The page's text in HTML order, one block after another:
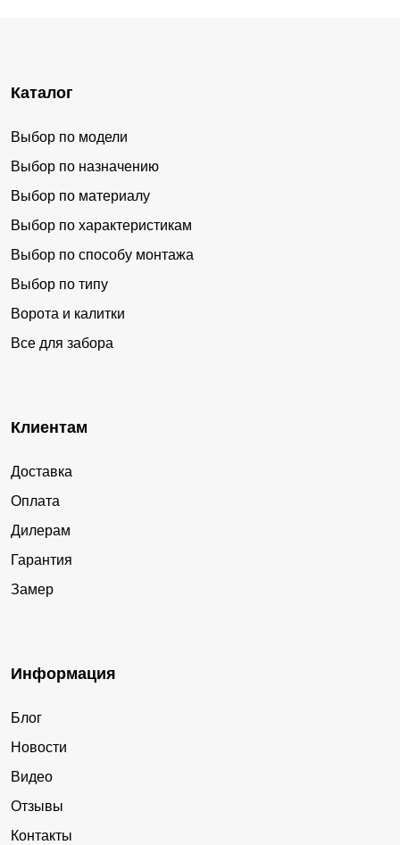
Каталог
Выбор по модели
Выбор по назначению
Выбор по материалу
Выбор по характеристикам
Выбор по способу монтажа
Выбор по типу
Ворота и калитки
Все для забора
Клиентам
Доставка
Оплата
Дилерам
Гарантия
Замер
Информация
Блог
Новости
Видео
Отзывы
Контакты